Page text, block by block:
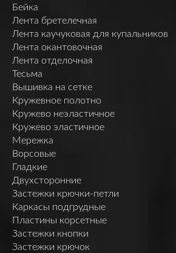
Бейка
Лента бретелечная
Лента каучуковая для купальников
Лента окантовочная
Лента отделочная
Тесьма
Вышивка на сетке
Кружевное полотно
Кружево неэластичное
Кружево эластичное
Мережка
Ворсовые
Гладкие
Двухсторонние
Застежки крючки-петли
Каркасы подгрудные
Пластины корсетные
Застежки кнопки
Застежки крючок